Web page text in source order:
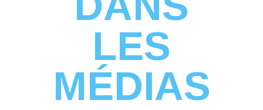
LES
MÉDIAS